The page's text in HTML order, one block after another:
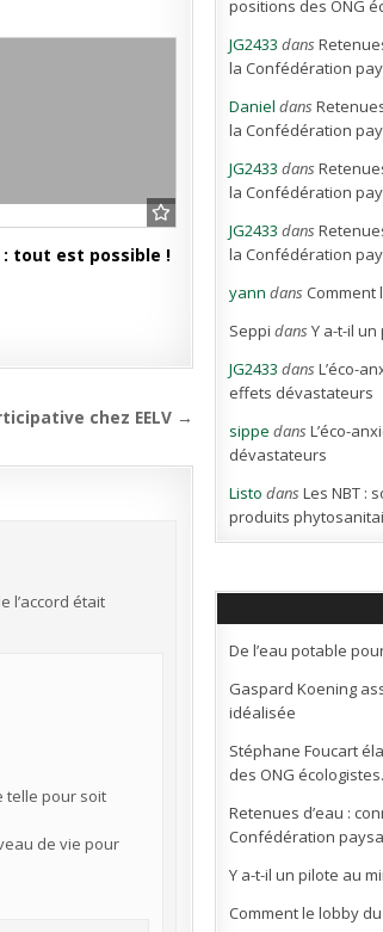
: tout est possible !
chez EELV →
l’accord était
telle pour soit
de vie pour
positions des ONG
JG2433 dans
la Confédération
Daniel dans
la Confédération
JG2433 dans
la Confédération
JG2433 dans
la Confédération
yann dans Comment
Seppi dansY a-t-il
JG2433 dansL’éco-
effets dévastateurs
sippe dansL’éco-
dévastateurs
Listo dansLes NBT :
produits
De l’eau potable
Gaspard Koening
idéalisée
Stéphane Foucart
des ONG écologistes.
Retenues d’eau :
Confédération
Y a-t-il un pilote au
Comment le lobby